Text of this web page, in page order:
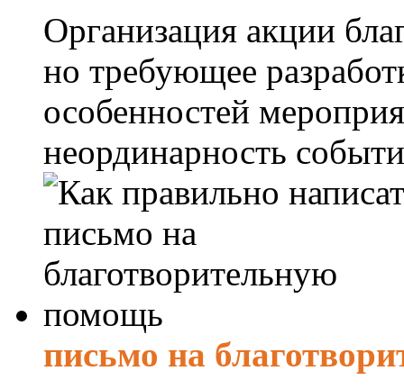
Организация акции
но требующее
особенностей
неординарность
письмо на